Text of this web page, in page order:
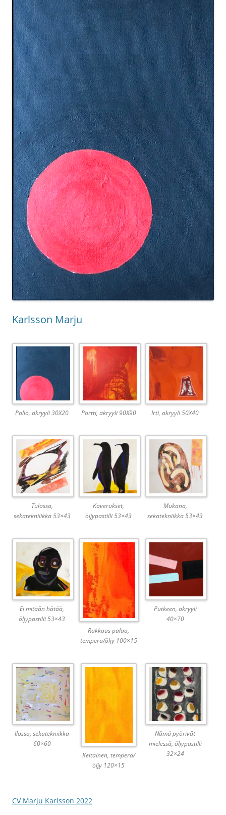
Karlsson Marju
Pallo, akryyli 30X20 Portti, akryyli 90X90 Irti, akryyli 50X40
Tulossa,
sekatekniiikka 53×43
Kaverukset,
öljypastilli 53×43
Mukana,
sekatekniikka 53×43
Ei mitään hätää,
öljypastilli 53×43
Rakkaus palaa,
tempera/öljy 100×15
Putkeen, akryyli
40×70
Ilossa, sekatekniikka
60×60
Keltainen, tempera/
öljy 120×15
Nämä pyörivät
mielessä, öljypastilli
32×24
CV Marju Karlsson 2022